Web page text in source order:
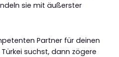
sie mit äußerster
Partner für deinen
suchst, dann zögere